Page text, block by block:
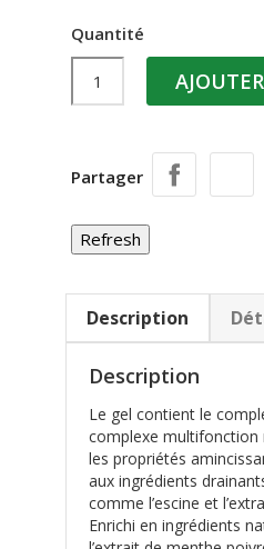
Quantité
Partager
Description
Description
Le gel contient le
complexe multifonction
les propriétés
aux ingrédients
comme l’escine et
Enrichi en ingrédients